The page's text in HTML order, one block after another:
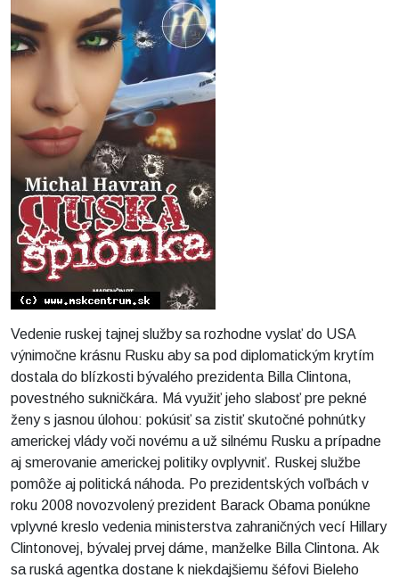
Vedenie ruskej tajnej služby sa rozhodne vyslať do USA
výnimočne krásnu Rusku aby sa pod diplomatickým krytím
dostala do blízkosti bývalého prezidenta Billa Clintona,
povestného sukničkára. Má využiť jeho slabosť pre pekné
ženy s jasnou úlohou: pokúsiť sa zistiť skutočné pohnútky
americkej vlády voči novému a už silnému Rusku a prípadne
aj smerovanie americkej politiky ovplyvniť. Ruskej službe
pomôže aj politická náhoda. Po prezidentských voľbách v
roku 2008 novozvolený prezident Barack Obama ponúkne
vplyvné kreslo vedenia ministerstva zahraničných vecí Hillary
Clintonovej, bývalej prvej dáme, manželke Billa Clintona. Ak
sa ruská agentka dostane k niekdajšiemu šéfovi Bieleho